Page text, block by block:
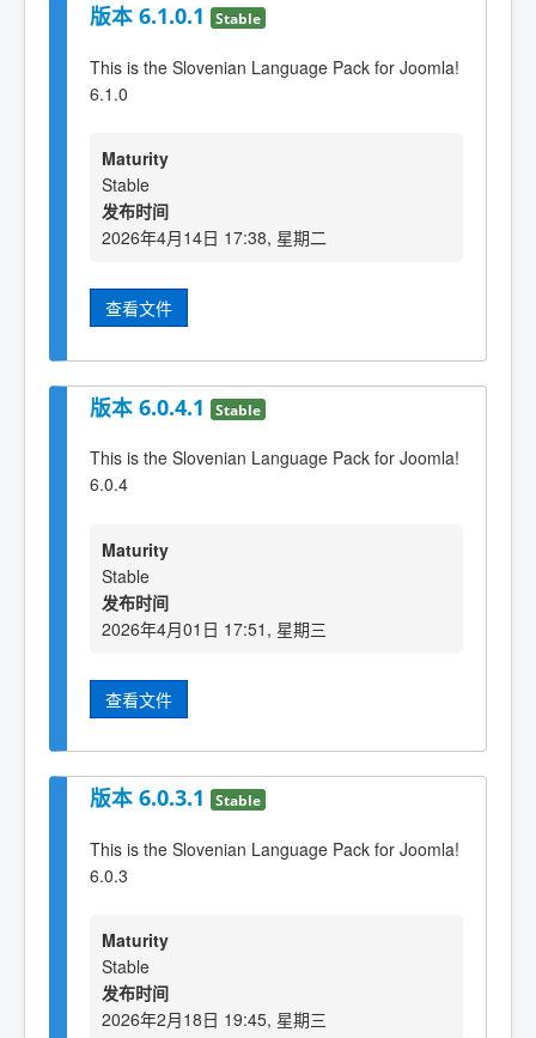
版本 6.1.0.1 Stable
This is the Slovenian Language Pack for Joomla!
6.1.0
Maturity
Stable
发布时间
2026年4月14日 17:38, 星期二
查看文件
版本 6.0.4.1 Stable
This is the Slovenian Language Pack for Joomla!
6.0.4
Maturity
Stable
发布时间
2026年4月01日 17:51, 星期三
查看文件
版本 6.0.3.1 Stable
This is the Slovenian Language Pack for Joomla!
6.0.3
Maturity
Stable
发布时间
2026年2月18日 19:45, 星期三